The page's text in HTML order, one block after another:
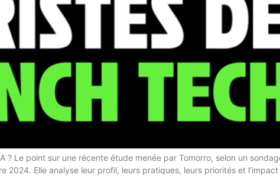
? Le point sur une récente étude menée par Tomorro, selon un
2024. Elle analyse leur profil, leurs pratiques, leurs priorités et